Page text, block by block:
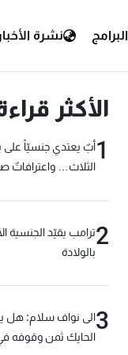
البرامج نشرة الأخبار
الأكثر
1أبٌ يعتدي جنسيّاً على
الثلاث… واعترافاتٌ
2ترامب يقيّد الجنسية
بالولادة
3الى نواف سلام: هل
الحايك ثمن وقوفه